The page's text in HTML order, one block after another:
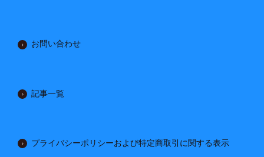
お問い合わせ
記事一覧
プライバシーポリシーおよび特定商取引に関する表示